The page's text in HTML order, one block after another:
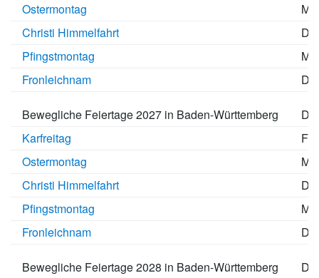
Ostermontag
Christi Himmelfahrt
Pfingstmontag
Fronleichnam
Bewegliche Feiertage 2027 in Baden-Württemberg
Karfreitag
Fr,
Ostermontag
Christi Himmelfahrt
Pfingstmontag
Fronleichnam
Bewegliche Feiertage 2028 in Baden-Württemberg